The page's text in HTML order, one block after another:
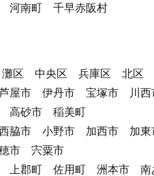
南町 千早赤阪村
区 中央区 兵庫区 北区
屋市 伊丹市 宝塚市 川
高砂市 稲美町
脇市 小野市 加西市 加
市 宍粟市
上郡町 佐用町 洲本市 南